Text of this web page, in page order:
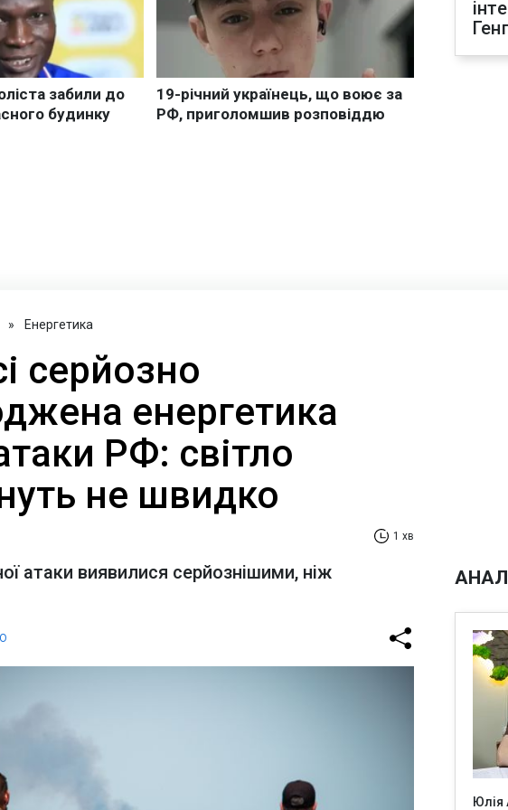
» Енергетика
серйозно
енергетика
РФ: світло
не швидко
1 хв
атаки виявилися серйознішими, ніж
Юлія